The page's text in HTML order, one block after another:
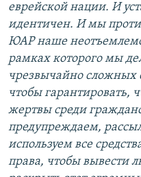
еврейской нации. И
идентичен. И мы
ЮАР наше
рамках которого мы
чрезвычайно сложных
чтобы гарантировать,
жертвы среди
предупреждаем,
используем все
права, чтобы вывести